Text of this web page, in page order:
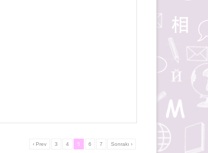
‹ Prev 3 4 5 6 7 Sonrakı ›